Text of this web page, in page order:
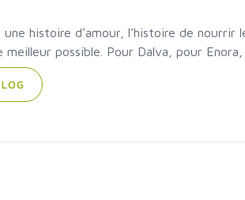
histoire d’amour, l’histoire de nourrir
meilleur possible. Pour Dalva, pour